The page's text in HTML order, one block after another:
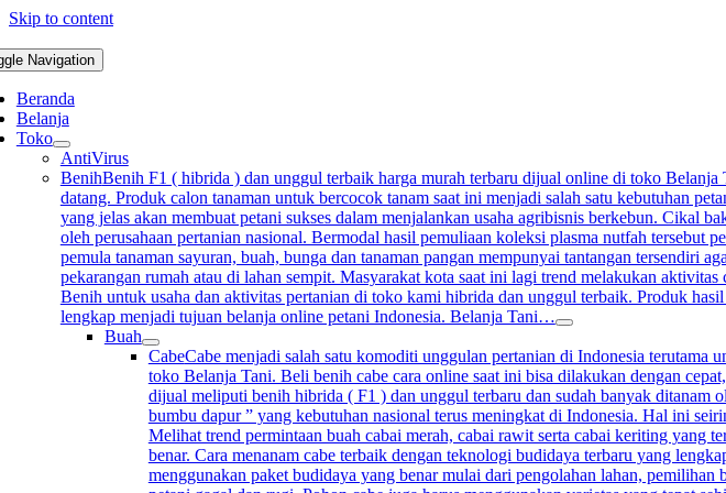
Skip to content
Navigation
Beranda
Belanja
Toko
AntiVirus
BenihBenih F1 ( hibrida ) dan unggul terbaik harga murah terbaru dijual online di toko
datang. Produk calon tanaman untuk bercocok tanam saat ini menjadi salah satu kebutuhan
yang jelas akan membuat petani sukses dalam menjalankan usaha agribisnis berkebun. Cikal
oleh perusahaan pertanian nasional. Bermodal hasil pemuliaan koleksi plasma nutfah tersebut
pemula tanaman sayuran, buah, bunga dan tanaman pangan mempunyai tantangan tersendiri
pekarangan rumah atau di lahan sempit. Masyarakat kota saat ini lagi trend melakukan
Benih untuk usaha dan aktivitas pertanian di toko kami hibrida dan unggul terbaik. Produk
lengkap menjadi tujuan belanja online petani Indonesia. Belanja Tani…
Buah
CabeCabe menjadi salah satu komoditi unggulan pertanian di Indonesia terutama
toko Belanja Tani. Beli benih cabe cara online saat ini bisa dilakukan dengan
dijual meliputi benih hibrida ( F1 ) dan unggul terbaru dan sudah banyak ditanam
bumbu dapur ” yang kebutuhan nasional terus meningkat di Indonesia. Hal ini
Melihat trend permintaan buah cabai merah, cabai rawit serta cabai keriting yang
benar. Cara menanam cabe terbaik dengan teknologi budidaya terbaru yang
menggunakan paket budidaya yang benar mulai dari pengolahan lahan,